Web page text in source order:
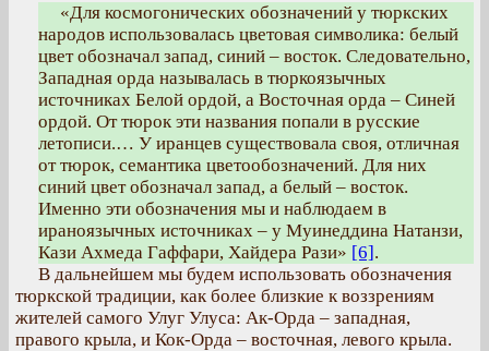
«Для космогонических обозначений у тюркских
народов использовалась цветовая символика: белый
цвет обозначал запад, синий – восток. Следовательно,
Западная орда называлась в тюркоязычных
источниках Белой ордой, а Восточная орда – Синей
ордой. От тюрок эти названия попали в русские
летописи.… У иранцев существовала своя, отличная
от тюрок, семантика цветообозначений. Для них
синий цвет обозначал запад, а белый – восток.
Именно эти обозначения мы и наблюдаем в
ираноязычных источниках – у Муинеддина Натанзи,
Кази Ахмеда Гаффари, Хайдера Рази» [6].
В дальнейшем мы будем использовать обозначения
тюркской традиции, как более близкие к воззрениям
жителей самого Улуг Улуса: Ак-Орда – западная,
правого крыла, и Кок-Орда – восточная, левого крыла.